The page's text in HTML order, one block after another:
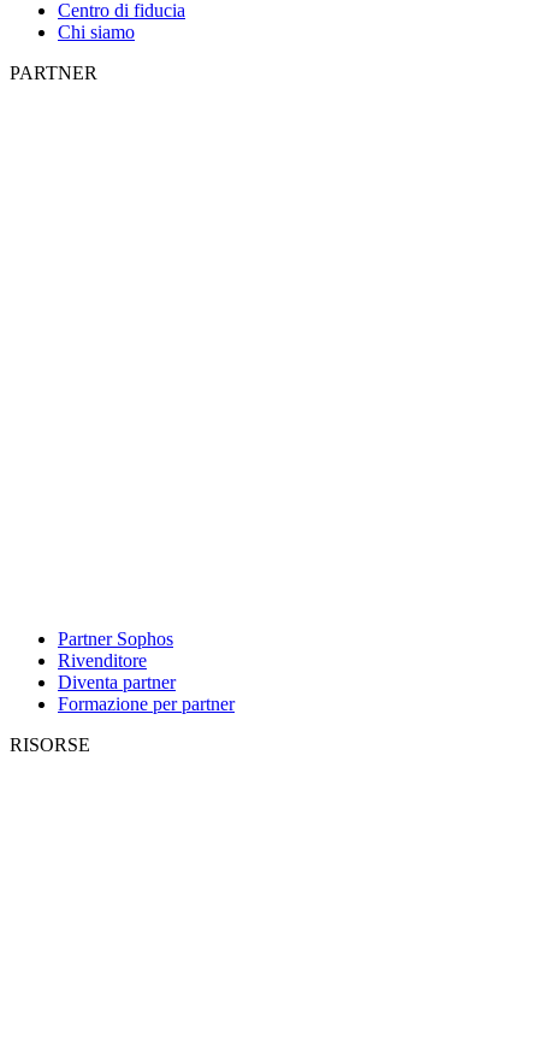
Centro di fiducia
Chi siamo
PARTNER
Partner Sophos
Rivenditore
Diventa partner
Formazione per partner
RISORSE